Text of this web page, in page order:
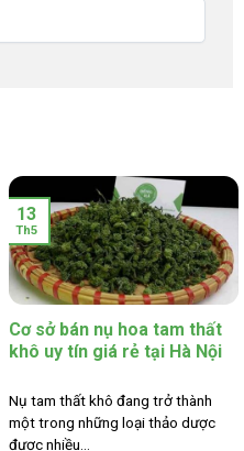
Cơ sở bán nụ hoa tam thất
khô uy tín giá rẻ tại Hà Nội
Nụ tam thất khô đang trở thành
một trong những loại thảo dược
được nhiều...
13
Th5